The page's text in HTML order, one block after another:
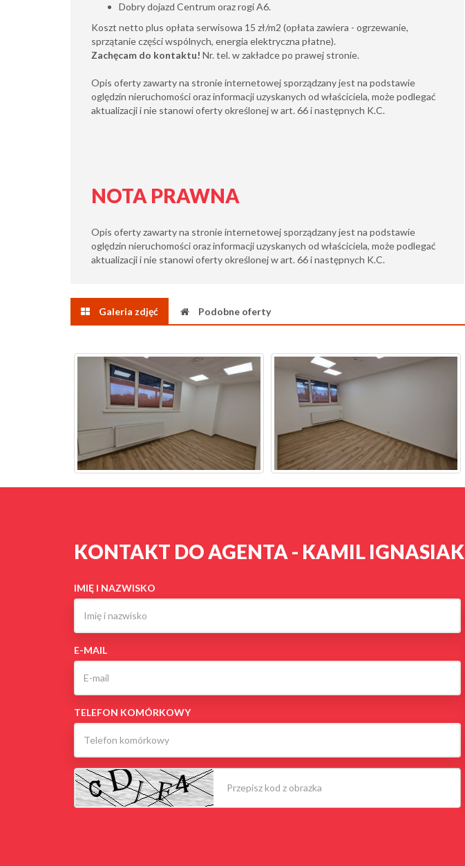
Dobry dojazd Centrum oraz rogi A6.
Koszt netto plus opłata serwisowa 15 zł/m2 (opłata zawiera - ogrzewanie,
sprzątanie części wspólnych, energia elektryczna płatne).
Zachęcam do kontaktu! Nr. tel. w zakładce po prawej stronie.
Opis oferty zawarty na stronie internetowej sporządzany jest na podstawie
oględzin nieruchomości oraz informacji uzyskanych od właściciela, może podlegać
aktualizacji i nie stanowi oferty określonej w art. 66 i następnych K.C.
NOTA PRAWNA
Opis oferty zawarty na stronie internetowej sporządzany jest na podstawie
oględzin nieruchomości oraz informacji uzyskanych od właściciela, może podlegać
aktualizacji i nie stanowi oferty określonej w art. 66 i następnych K.C.
Galeria zdjęć Podobne oferty
KONTAKT DO AGENTA - KAMIL IGNASIAK
IMIĘ I NAZWISKO
E-MAIL
TELEFON KOMÓRKOWY